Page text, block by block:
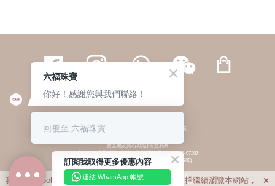
繁體 | 簡体
© 六福集團 版權所有 不得轉載 私隱政策
貴金屬及寶石A類註冊交易商
(六福企業禮品(國際)有限公司-註冊號碼:A-B-24-05-07207;
六福電子商貿有限公司-註冊號碼:A-B-24-05-07206)
貴金屬及寶石B類註冊交易商
(六福集團有限公司-註冊號碼:B-B-24-05-07258;
六福珠寶金行(香港)有限公司-註冊號碼:B-B-24-05-07259)
我們利用cookies為您提供最佳的瀏覽體驗。若您選擇繼續瀏覽本網站， 
訂閱我取得更多優惠內容
連結 WhatsApp 帳號
六福珠寶
你好！感謝您與我們聯絡！
回覆至 六福珠寶